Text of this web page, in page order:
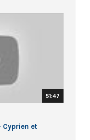
51:47
Cyprien et